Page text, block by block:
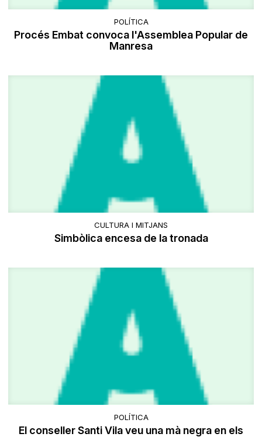
POLÍTICA
Procés Embat convoca l'Assemblea Popular de
Manresa
CULTURA I MITJANS
Simbòlica encesa de la tronada
POLÍTICA
El conseller Santi Vila veu una mà negra en els